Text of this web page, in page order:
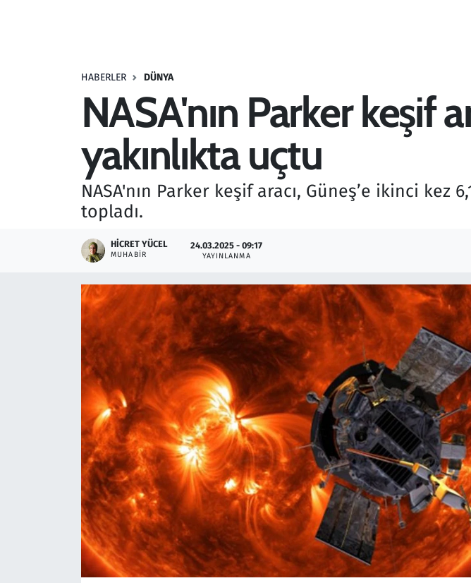
HABERLER DÜNYA
NASA'nın Parker keşif
yakınlıkta uçtu
NASA'nın Parker keşif aracı, Güneş’e ikinci
topladı.
HICRET YÜCEL
MUHABIR
24.03.2025 - 09:17
YAYINLANMA
Savunma Sanayi
Seçim 2023
Teknoloji ve Bilim
Televizyon